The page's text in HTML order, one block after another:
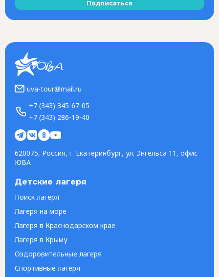
Подписаться
uva-tour@mail.ru
+7 (343) 345-67-05
+7 (343) 286-19-40
620075, Россия, г. Екатеринбург, ул. Энгельса 11, офис
ЮВА
Детские лагеря
Поиск лагеря
Лагеря на море
Лагеря в Краснодарском крае
Лагеря в Крыму
Оздоровительные лагеря
Спортивные лагеря